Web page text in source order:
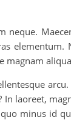
laoreet,
minus id